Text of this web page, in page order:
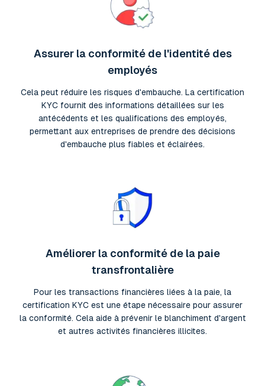
Assurer la conformité de l'identité des
employés
Cela peut réduire les risques d'embauche. La certification
KYC fournit des informations détaillées sur les
antécédents et les qualifications des employés,
permettant aux entreprises de prendre des décisions
d'embauche plus fiables et éclairées.
Améliorer la conformité de la paie
transfrontalière
Pour les transactions financières liées à la paie, la
certification KYC est une étape nécessaire pour assurer
la conformité. Cela aide à prévenir le blanchiment d'argent
et autres activités financières illicites.